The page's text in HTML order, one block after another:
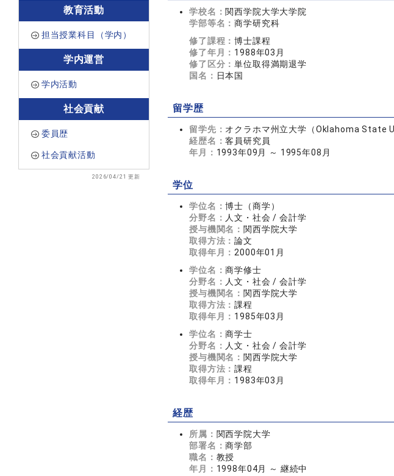
教育活動
担当授業科目（学内）
学内運営
学内活動
社会貢献
委員歴
社会貢献活動
2026/04/21 更新
学校名： 関西学院大学大学院
学部等名：商学研究科
修了課程：博士課程
修了年月： 1988年03月
修了区分：単位取得満期退学
国名： 日本国
留学歴
留学先： オクラホマ州立大学（Oklahoma State
経歴名：客員研究員
年月： 1993年09月 ～ 1995年08月
学位
学位名：博士（商学）
分野名： 人文・社会 / 会計学
授与機関名： 関西学院大学
取得方法：論文
取得年月： 2000年01月
学位名：商学修士
分野名： 人文・社会 / 会計学
授与機関名： 関西学院大学
取得方法：課程
取得年月： 1985年03月
学位名：商学士
分野名： 人文・社会 / 会計学
授与機関名： 関西学院大学
取得方法：課程
取得年月： 1983年03月
経歴
所属： 関西学院大学
部署名：商学部
職名： 教授
年月： 1998年04月 ～ 継続中